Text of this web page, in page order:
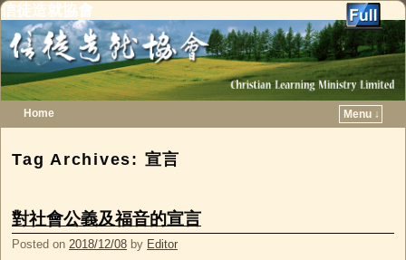
信徒造就協會
Home
Menu ↓
Tag Archives: 宣言
對社會公義及福音的宣言
Posted on 2018/12/08 by Editor